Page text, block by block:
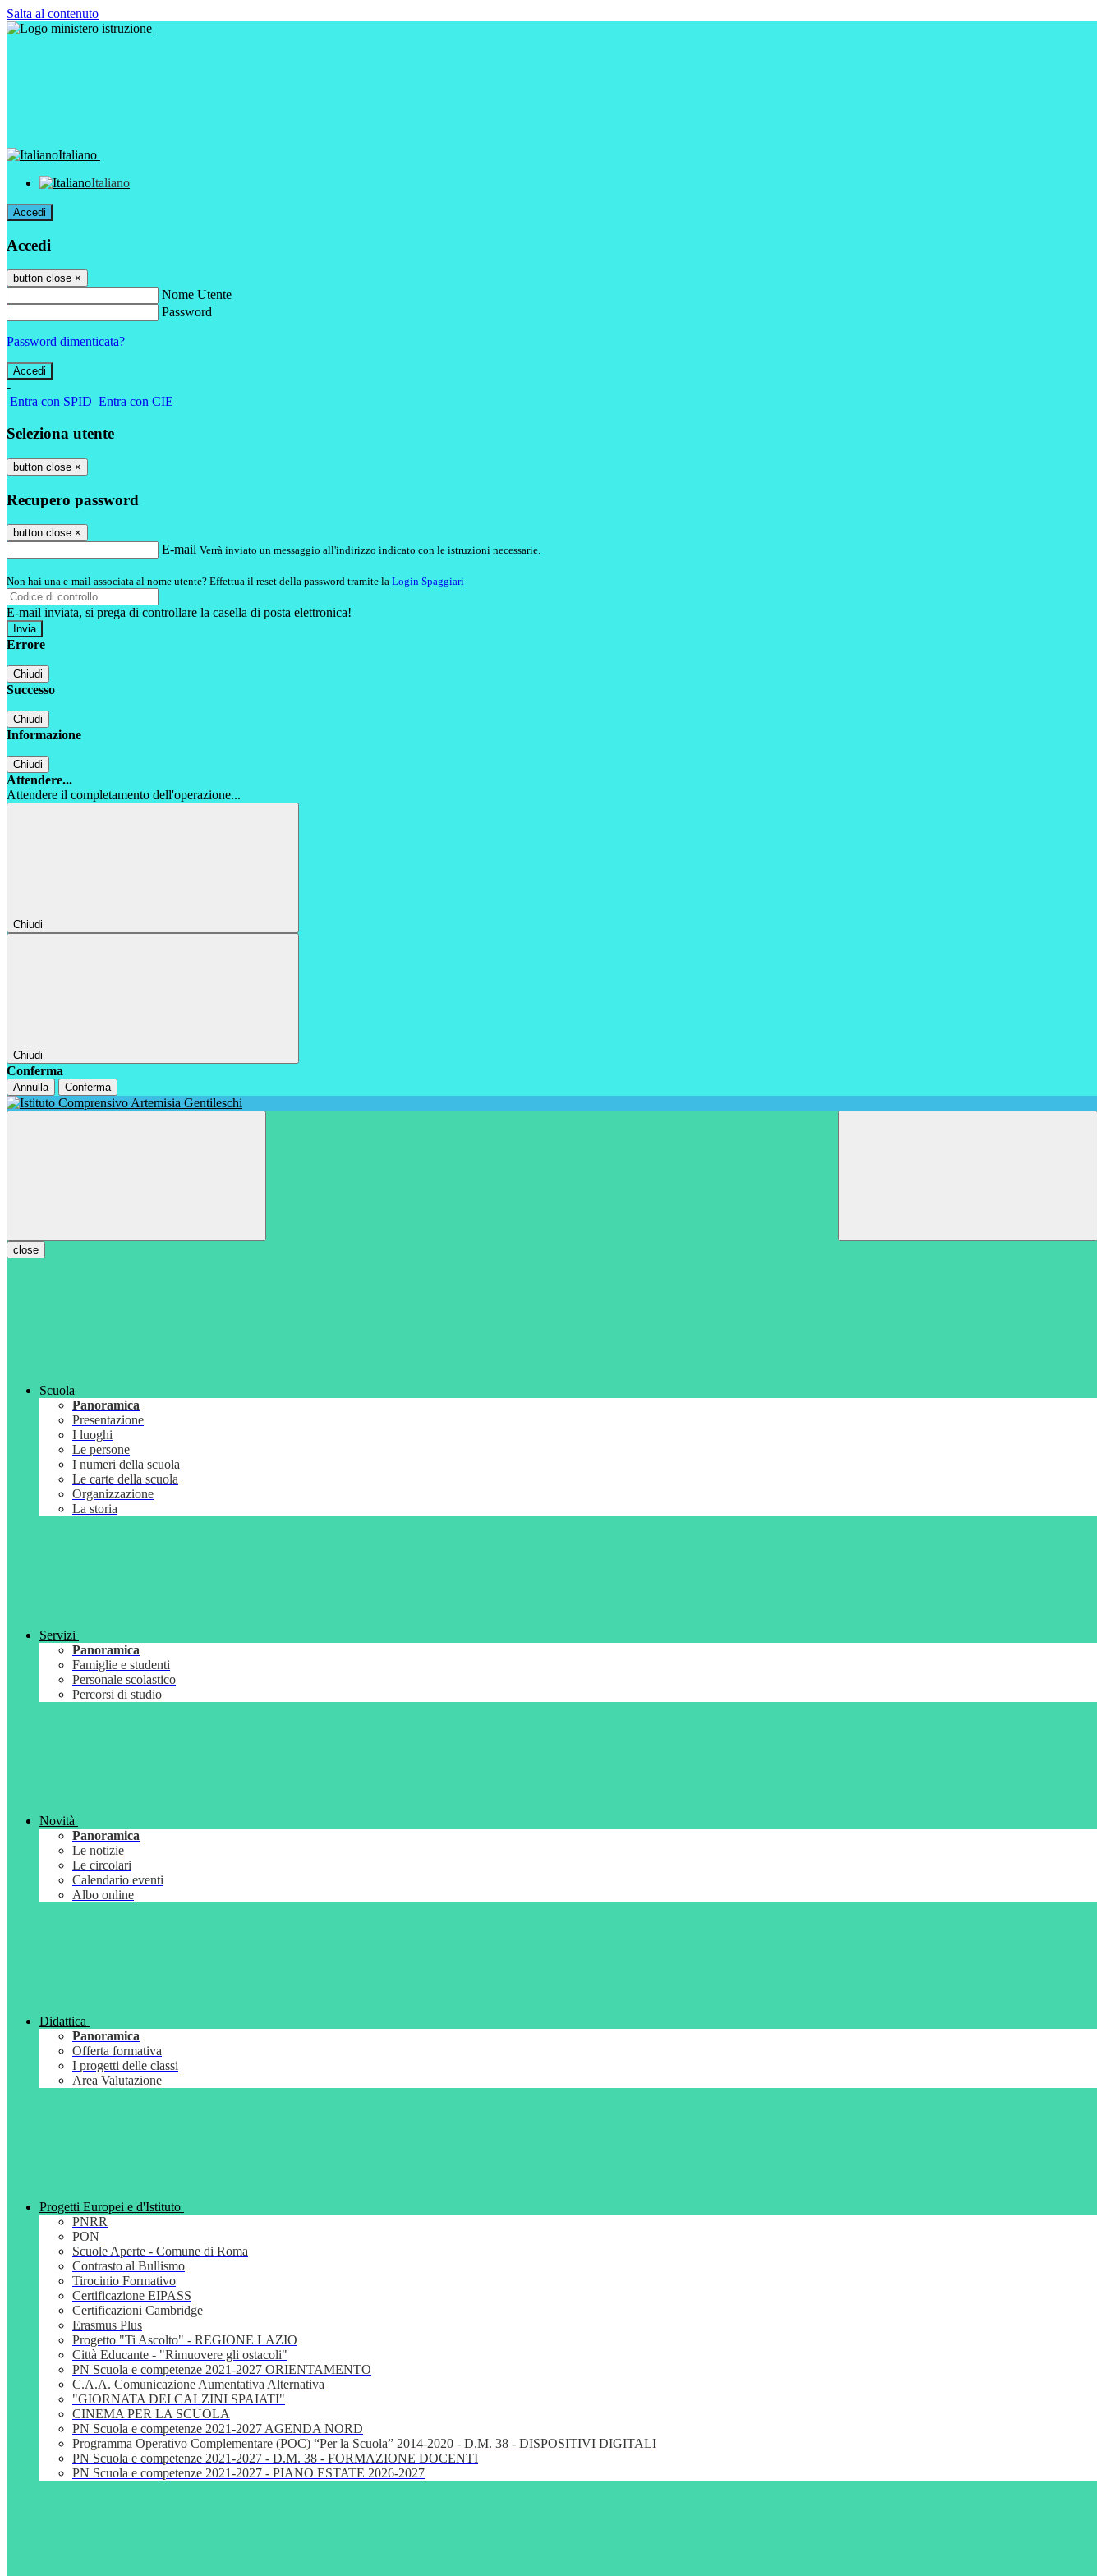
Salta al contenuto
Italiano
Italiano
Accedi
Accedi
button close ×
Nome Utente
Password
Password dimenticata?
-
Entra con SPID Entra con CIE
Seleziona utente
button close ×
Recupero password
button close ×
E-mail Verrà inviato un messaggio all'indirizzo indicato con le istruzioni necessarie.
Non hai una e-mail associata al nome utente? Effettua il reset della password tramite la Login Spaggiari
E-mail inviata, si prega di controllare la casella di posta elettronica!
Errore
Chiudi
Successo
Chiudi
Informazione
Chiudi
Attendere...
Attendere il completamento dell'operazione...
Chiudi
Chiudi
Conferma
Annulla Conferma
close
Scuola
Panoramica
Presentazione
I luoghi
Le persone
I numeri della scuola
Le carte della scuola
Organizzazione
La storia
Servizi
Panoramica
Famiglie e studenti
Personale scolastico
Percorsi di studio
Novità
Panoramica
Le notizie
Le circolari
Calendario eventi
Albo online
Didattica
Panoramica
Offerta formativa
I progetti delle classi
Area Valutazione
Progetti Europei e d'Istituto
PNRR
PON
Scuole Aperte - Comune di Roma
Contrasto al Bullismo
Tirocinio Formativo
Certificazione EIPASS
Certificazioni Cambridge
Erasmus Plus
Progetto "Ti Ascolto" - REGIONE LAZIO
Città Educante - "Rimuovere gli ostacoli"
PN Scuola e competenze 2021-2027 ORIENTAMENTO
C.A.A. Comunicazione Aumentativa Alternativa
"GIORNATA DEI CALZINI SPAIATI"
CINEMA PER LA SCUOLA
PN Scuola e competenze 2021-2027 AGENDA NORD
Programma Operativo Complementare (POC) “Per la Scuola” 2014-2020 - D.M. 38 - DISPOSITIVI DIGITALI
PN Scuola e competenze 2021-2027 - D.M. 38 - FORMAZIONE DOCENTI
PN Scuola e competenze 2021-2027 - PIANO ESTATE 2026-2027